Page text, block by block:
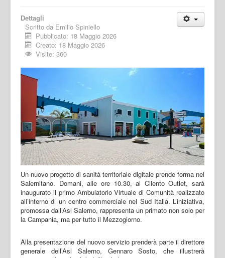
Dettagli
Scritto da Emilio Spiniello
Pubblicato: 18 Maggio 2026
Creato: 18 Maggio 2026
Visite: 360
Un nuovo progetto di sanità territoriale digitale prende forma nel
Salernitano. Domani, alle ore 10.30, al Cilento Outlet, sarà
inaugurato il primo Ambulatorio Virtuale di Comunità realizzato
all’interno di un centro commerciale nel Sud Italia. L’iniziativa,
promossa dall’Asl Salerno, rappresenta un primato non solo per
la Campania, ma per tutto il Mezzogiorno.
Alla presentazione del nuovo servizio prenderà parte il direttore
generale dell’Asl Salerno, Gennaro Sosto, che illustrerà